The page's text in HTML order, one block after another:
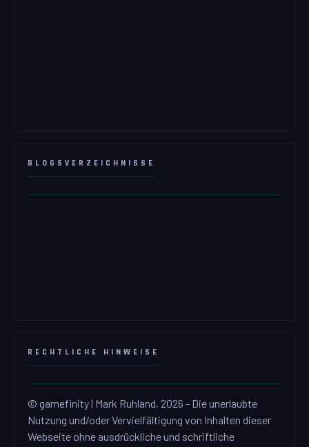
BLOGSVERZEICHNISSE
RECHTLICHE HINWEISE
© gamefinity | Mark Ruhland, 2026 - Die unerlaubte
Nutzung und/oder Vervielfältigung von Inhalten dieser
Webseite ohne ausdrückliche und schriftliche